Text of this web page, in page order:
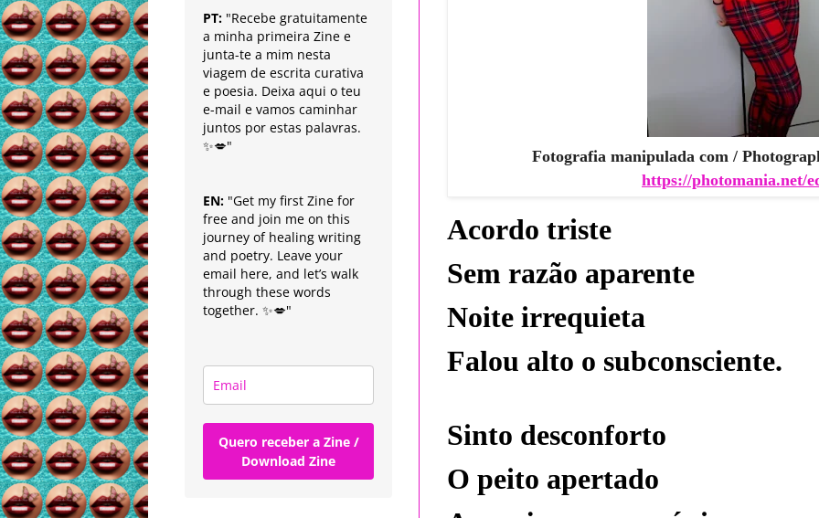
Fotografia manipulada com /
https://photomania.net/
Acordo triste
Sem razão aparente
Noite irrequieta
Falou alto o subconsciente.
Sinto desconforto
O peito apertado
PT: "Recebe gratuitamente
a minha primeira Zine e
junta-te a mim nesta
viagem de escrita curativa
e poesia. Deixa aqui o teu
e-mail e vamos caminhar
juntos por estas palavras.
✨💋"
EN: "Get my first Zine for
free and join me on this
journey of healing writing
and poetry. Leave your
email here, and let’s walk
through these words
together. ✨💋"
Quero receber a Zine /
Download Zine